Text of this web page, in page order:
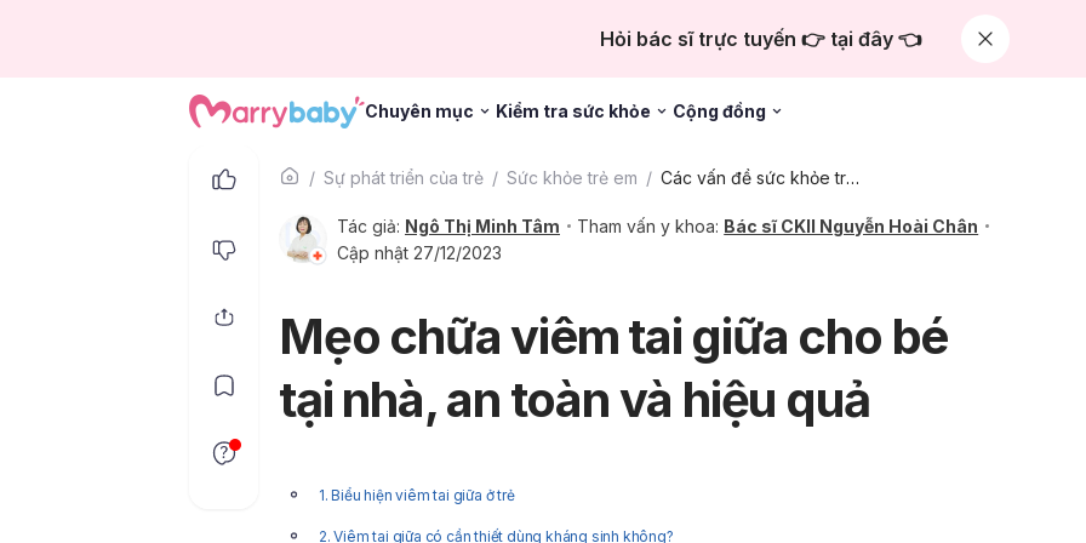
Hỏi bác sĩ trực tuyến 👉 tại đây 👈
Chuyên mục Kiểm tra sức khỏe Cộng đồng
Sự phát triển của trẻ Sức khỏe trẻ em Các vấn đề sức khỏe trẻ em khác
Tác giả: Ngô Thị Minh Tâm Tham vấn y khoa: Bác sĩ CKII Nguyễn Hoài Chân
Cập nhật 27/12/2023
Mẹo chữa viêm tai giữa cho bé
tại nhà, an toàn và hiệu quả
1. Biểu hiện viêm tai giữa ở trẻ
2. Viêm tai giữa có cần thiết dùng kháng sinh không?